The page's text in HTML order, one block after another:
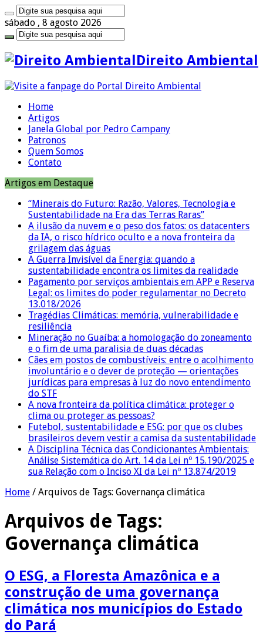
sábado , 8 agosto 2026
Direito Ambiental
Home
Artigos
Janela Global por Pedro Campany
Patronos
Quem Somos
Contato
Artigos em Destaque
“Minerais do Futuro: Razão, Valores, Tecnologia e
Sustentabilidade na Era das Terras Raras”
A ilusão da nuvem e o peso dos fatos: os datacenters
da IA, o risco hídrico oculto e a nova fronteira da
grilagem das águas
A Guerra Invisível da Energia: quando a
sustentabilidade encontra os limites da realidade
Pagamento por serviços ambientais em APP e Reserva
Legal: os limites do poder regulamentar no Decreto
13.018/2026
Tragédias Climáticas: memória, vulnerabilidade e
resiliência
Mineração no Guaíba: a homologação do zoneamento
e o fim de uma paralisia de duas décadas
Cães em postos de combustíveis: entre o acolhimento
involuntário e o dever de proteção — orientações
jurídicas para empresas à luz do novo entendimento
do STF
A nova fronteira da política climática: proteger o
clima ou proteger as pessoas?
Futebol, sustentabilidade e ESG: por que os clubes
brasileiros devem vestir a camisa da sustentabilidade
A Disciplina Técnica das Condicionantes Ambientais:
Análise Sistemática do Art. 14 da Lei nº 15.190/2025 e
sua Relação com o Inciso XI da Lei nº 13.874/2019
Home / Arquivos de Tags: Governança climática
Arquivos de Tags:
Governança climática
O ESG, a Floresta Amazônica e a
construção de uma governança
climática nos municípios do Estado
do Pará